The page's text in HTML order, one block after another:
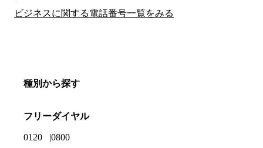
ビジネスに関する電話番号一覧をみる
種別から探す
フリーダイヤル
0120 0800